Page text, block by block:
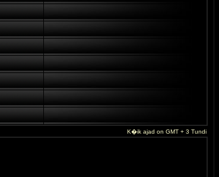
K�ik ajad on GMT + 3 Tundi